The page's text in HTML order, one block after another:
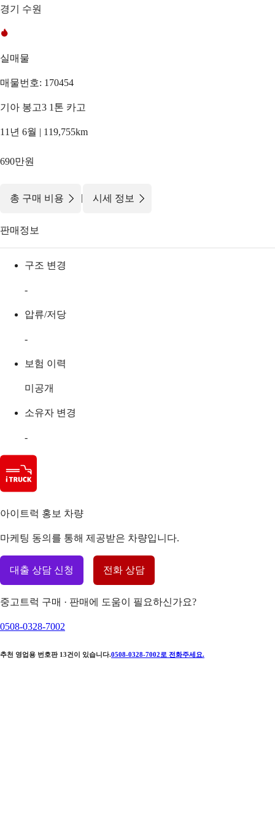
경기 수원
실매물
매물번호: 170454
기아 봉고3 1톤 카고
11년 6월 | 119,755km
690만원
총 구매 비용 | 시세 정보
판매정보
구조 변경
-
압류/저당
-
보험 이력
미공개
소유자 변경
-
아이트럭 홍보 차량
마케팅 동의를 통해 제공받은 차량입니다.
대출 상담 신청 전화 상담
중고트럭 구매 · 판매에 도움이 필요하신가요?
0508-0328-7002
추천 영업용 번호판 13건이 있습니다.0508-0328-7002 로 전화주세요.